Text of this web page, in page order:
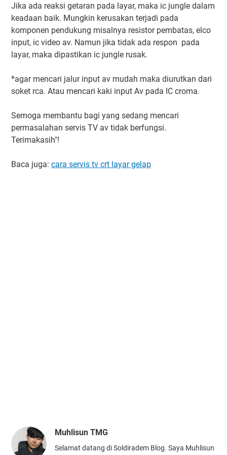
Jika ada reaksi getaran pada layar, maka ic jungle dalam
keadaan baik. Mungkin kerusakan terjadi pada
komponen pendukung misalnya resistor pembatas, elco
input, ic video av. Namun jika tidak ada respon pada
layar, maka dipastikan ic jungle rusak.
*agar mencari jalur input av mudah maka diurutkan dari
soket rca. Atau mencari kaki input Av pada IC croma.
Semoga membantu bagi yang sedang mencari
permasalahan servis TV av tidak berfungsi.
Terimakasih"!
Baca juga: cara servis tv crt layar gelap
Muhlisun TMG
Selamat datang di Soldiradem Blog. Saya Muhlisun